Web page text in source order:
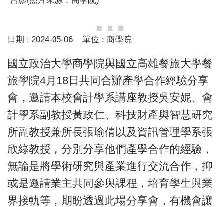
日期 : 2024-05-06 單位 : 商學院
國立政治大學商學院與國立高雄餐旅大學餐
旅學院4月18日共同合辦產學合作經驗分享
會，邀請本校會計學系講座教授吳安妮、會
計學系副教授黃政仁、科技財產與智慧研究
所副教授兼所長張瑜倩以及資訊管理學系張
欣綠教授，分別分享他們產學合作的經驗，
無論是將學術研究與產業進行交流合作，抑
或是邀請業主共同參與課程，培育學生與業
界接軌等，期盼透過此場分享會，有機會讓